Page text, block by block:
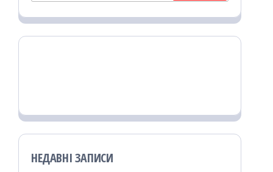
НЕДАВНІ ЗАПИСИ